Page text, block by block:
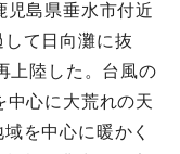
児島県垂水市付近
て日向灘に抜
上陸した。台風の
中心に大荒れの天
を中心に暖かく